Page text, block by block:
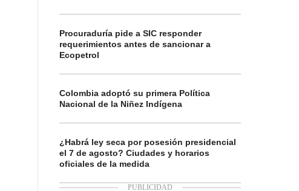
Procuraduría pide a SIC responder
requerimientos antes de sancionar a
Ecopetrol
Colombia adoptó su primera Política
Nacional de la Niñez Indígena
¿Habrá ley seca por posesión presidencial
el 7 de agosto? Ciudades y horarios
oficiales de la medida